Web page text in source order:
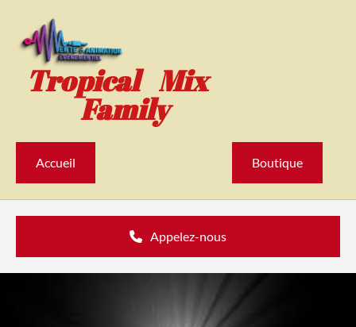
Tropical Mix
Family
Accueil Boutique
Appelez-nous